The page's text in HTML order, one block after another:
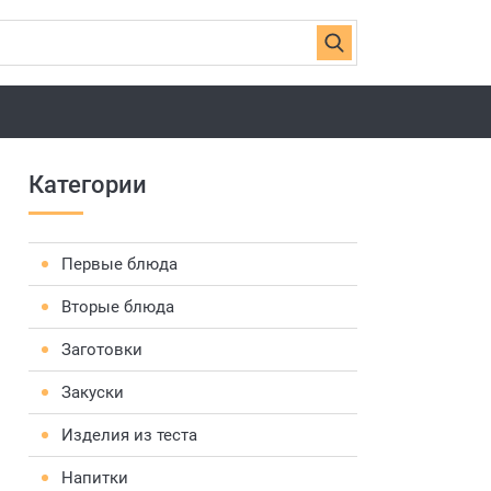
Категории
Первые блюда
Вторые блюда
Заготовки
Закуски
Изделия из теста
Напитки